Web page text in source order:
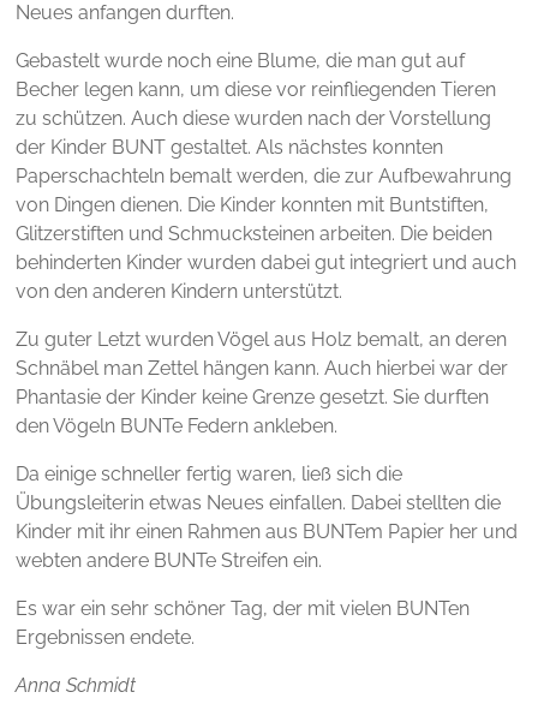
Neues anfangen durften.
Gebastelt wurde noch eine Blume, die man gut auf
Becher legen kann, um diese vor reinfliegenden Tieren
zu schützen. Auch diese wurden nach der Vorstellung
der Kinder BUNT gestaltet. Als nächstes konnten
Paperschachteln bemalt werden, die zur Aufbewahrung
von Dingen dienen. Die Kinder konnten mit Buntstiften,
Glitzerstiften und Schmucksteinen arbeiten. Die beiden
behinderten Kinder wurden dabei gut integriert und auch
von den anderen Kindern unterstützt.
Zu guter Letzt wurden Vögel aus Holz bemalt, an deren
Schnäbel man Zettel hängen kann. Auch hierbei war der
Phantasie der Kinder keine Grenze gesetzt. Sie durften
den Vögeln BUNTe Federn ankleben.
Da einige schneller fertig waren, ließ sich die
Übungsleiterin etwas Neues einfallen. Dabei stellten die
Kinder mit ihr einen Rahmen aus BUNTem Papier her und
webten andere BUNTe Streifen ein.
Es war ein sehr schöner Tag, der mit vielen BUNTen
Ergebnissen endete.
Anna Schmidt